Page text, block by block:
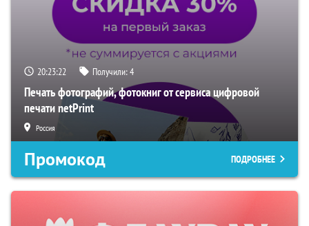
20:23:21 Получили:4
Печать фотографий, фотокниг от сервиса цифровой
печати netPrint
Россия
Промокод ПОДРОБНЕЕ